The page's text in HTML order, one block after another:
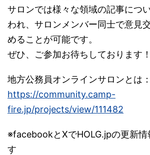
サロンでは様々な領域の記事につ
われ、サロンメンバー同士で意見
めることが可能です。
ぜひ、ご参加お待ちしております！
地方公務員オンラインサロンとは：
https://community.camp-
fire.jp/projects/view/111482
※facebookとXでHOLG.jpの更新情
す